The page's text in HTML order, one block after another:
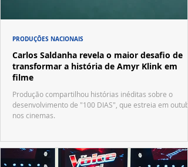
Carlos Saldanha revela o maior desafio de
transformar a história de Amyr Klink em
filme
Produção compartilhou histórias inéditas sobre o
desenvolvimento de "100 DIAS", que estreia em
nos cinemas.
PRODUÇÕES NACIONAIS